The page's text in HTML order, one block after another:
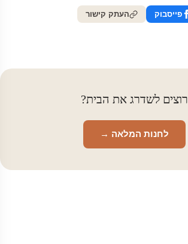
פייסבוק העתק קישור
רוצים לשדרג את הבית?
לחנות המלאה →